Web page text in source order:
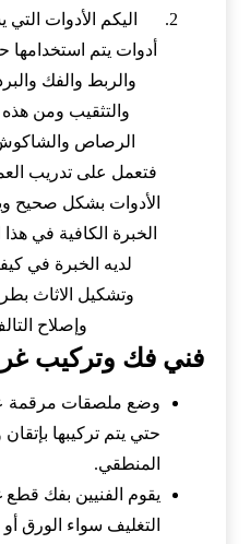
اليكم الأدوات
أدوات يتم
والربط والفك
والتثقيب ومن هذه
الرصاص
فتعمل على تدريب
الأدوات بشكل صحيح
الخبرة الكافية في هذا
لديه الخبرة في
وتشكيل الاثاث
وإصلاح
فني فك وتركيب
وضع ملصقات مرقمة
حتي يتم تركيبها بإتقان
المنطقي.
يقوم الفنيين بفك
التغليف سواء الورق أو